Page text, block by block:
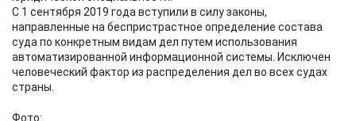
С 1 сентября 2019 года вступили в силу законы,
направленные на беспристрастное определение состава
суда по конкретным видам дел путем использования
автоматизированной информационной системы. Исключен
человеческий фактор из распределения дел во всех судах
страны.
Фото: